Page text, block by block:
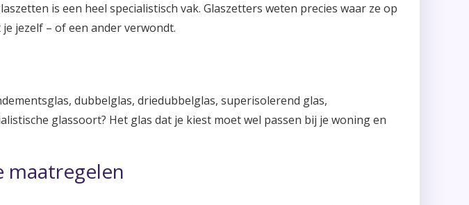
is een heel specialistisch vak. Glaszetters weten precies waar ze op
jezelf – of een ander verwondt.
dubbelglas, driedubbelglas, superisolerend glas,
glassoort? Het glas dat je kiest moet wel passen bij je woning en
maatregelen